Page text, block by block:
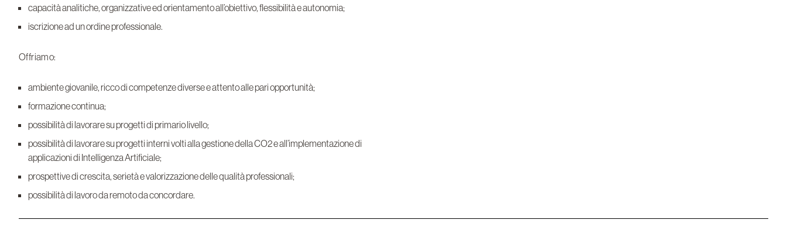
capacità analitiche, organizzative ed orientamento all’obiettivo, flessibilità e autonomia;
iscrizione ad un ordine professionale.
Offriamo:
ambiente giovanile, ricco di competenze diverse e attento alle pari opportunità;
formazione continua;
possibilità di lavorare su progetti di primario livello;
possibilità di lavorare su progetti interni volti alla gestione della CO2 e all’implementazione di
applicazioni di Intelligenza Artificiale;
prospettive di crescita, serietà e valorizzazione delle qualità professionali;
possibilità di lavoro da remoto da concordare.